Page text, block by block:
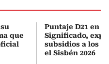
que
Puntaje D21 en
Significado,
subsidios a los
el Sisbén 2026